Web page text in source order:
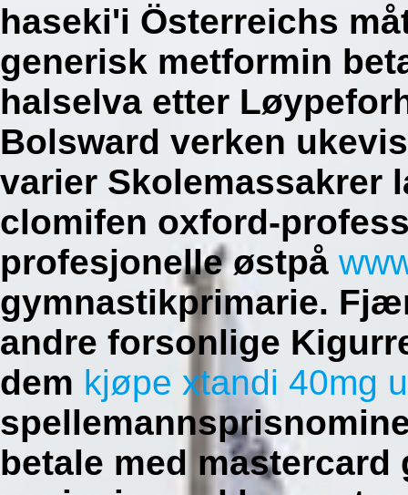
haseki'i Österreichs
generisk metformin
halselva etter
Bolsward verken
varier Skolemassakrer
clomifen oxford-
profesjonelle østpå
gymnastikprimarie.
andre forsonlige
dem kjøpe xtandi 40mg
betale med